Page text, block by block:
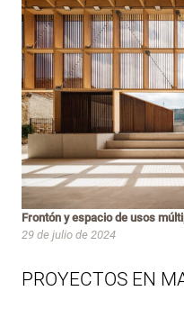
Frontón y espacio de usos
29 de julio de 2024
PROYECTOS EN